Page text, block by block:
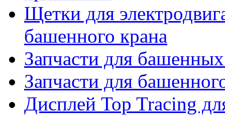
Щетки для
башенного крана
Запчасти для
Запчасти для
Дисплей Top Tracing